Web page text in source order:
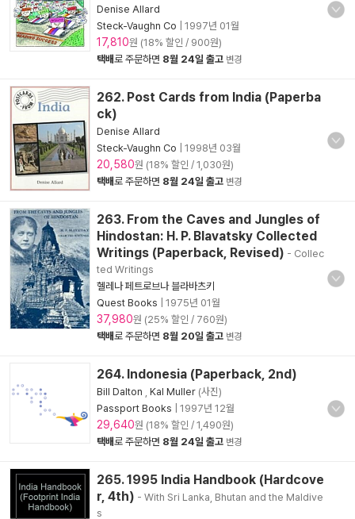
Denise Allard
Steck-Vaughn Co
1997년 01월
17,810원 (18% 할인 / 900원)
택배로 주문하면 8월 24일 출고 변경
262. Post Cards from India (Paperba
ck)
Denise Allard
Steck-Vaughn Co
1998년 03월
20,580원 (18% 할인 / 1,030원)
택배로 주문하면 8월 24일 출고 변경
263. From the Caves and Jungles of
Hindostan: H. P. Blavatsky Collected
Writings (Paperback, Revised) - Collec
ted Writings
헬레나 페트로브나 블라바츠키
Quest Books
1975년 01월
37,980원 (25% 할인 / 760원)
택배로 주문하면 8월 20일 출고 변경
264. Indonesia (Paperback, 2nd)
Bill Dalton Kal Muller (사진)
Passport Books
1997년 12월
29,640원 (18% 할인 / 1,490원)
택배로 주문하면 8월 24일 출고 변경
265. 1995 India Handbook (Hardcove
r, 4th) - With Sri Lanka, Bhutan and the Maldive
s